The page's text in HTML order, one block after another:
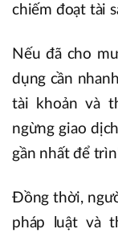
chiếm đoạt tài
Nếu đã cho
dụng cần
tài khoản và
ngừng giao
gần nhất để
Đồng thời,
pháp luật và